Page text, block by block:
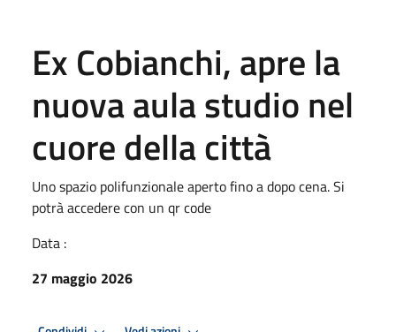
Ex Cobianchi, apre la
nuova aula studio nel
cuore della città
Uno spazio polifunzionale aperto fino a dopo cena. Si
potrà accedere con un qr code
Data :
27 maggio 2026